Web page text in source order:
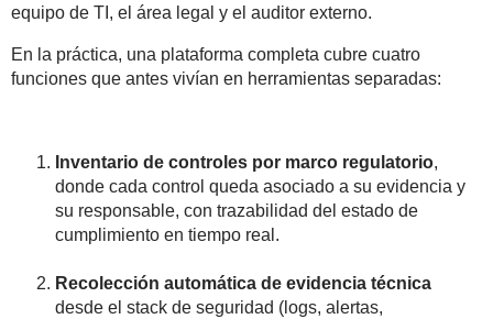
equipo de TI, el área legal y el auditor externo.
En la práctica, una plataforma completa cubre cuatro
funciones que antes vivían en herramientas separadas:
Inventario de controles por marco regulatorio,
donde cada control queda asociado a su evidencia y
su responsable, con trazabilidad del estado de
cumplimiento en tiempo real.
Recolección automática de evidencia técnica
desde el stack de seguridad (logs, alertas,